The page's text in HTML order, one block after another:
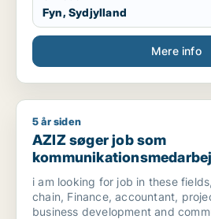
Fyn, Sydjylland
Mere info
AZIZ søger job som
5 år siden
AZIZ søger job som
marketingmedarbejder /
forretningsudvikler /
regnskabsmedarbejder /
i am looking for job in these
chain, Finance, accountant,
business development and